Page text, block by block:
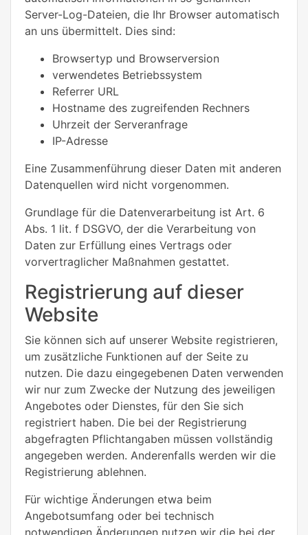
Server-Log-Dateien, die Ihr Browser automatisch
an uns übermittelt. Dies sind:
Browsertyp und Browserversion
verwendetes Betriebssystem
Referrer URL
Hostname des zugreifenden Rechners
Uhrzeit der Serveranfrage
IP-Adresse
Eine Zusammenführung dieser Daten mit anderen
Datenquellen wird nicht vorgenommen.
Grundlage für die Datenverarbeitung ist Art. 6
Abs. 1 lit. f DSGVO, der die Verarbeitung von
Daten zur Erfüllung eines Vertrags oder
vorvertraglicher Maßnahmen gestattet.
Registrierung auf dieser
Website
Sie können sich auf unserer Website registrieren,
um zusätzliche Funktionen auf der Seite zu
nutzen. Die dazu eingegebenen Daten verwenden
wir nur zum Zwecke der Nutzung des jeweiligen
Angebotes oder Dienstes, für den Sie sich
registriert haben. Die bei der Registrierung
abgefragten Pflichtangaben müssen vollständig
angegeben werden. Anderenfalls werden wir die
Registrierung ablehnen.
Für wichtige Änderungen etwa beim
Angebotsumfang oder bei technisch
notwendigen Änderungen nutzen wir die bei der